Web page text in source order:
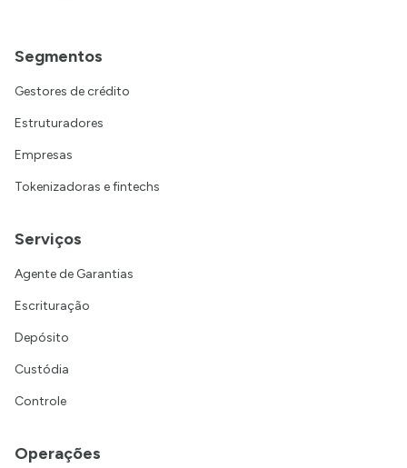
Segmentos
Gestores de crédito
Estruturadores
Empresas
Tokenizadoras e fintechs
Serviços
Agente de Garantias
Escrituração
Depósito
Custódia
Controle
Operações